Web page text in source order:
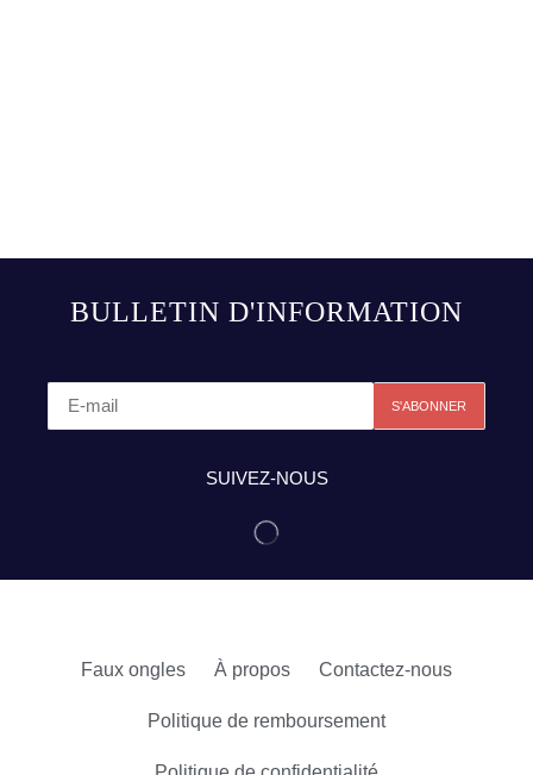
BULLETIN D'INFORMATION
SUIVEZ-NOUS
Faux ongles À propos Contactez-nous
Politique de remboursement